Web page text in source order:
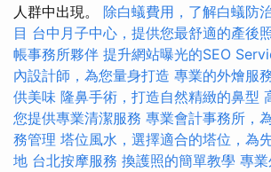
人群中出現。 除白蟻費用，了解白蟻防
目 台中月子中心，提供您最舒適的產後
帳事務所夥伴 提升網站曝光的SEO
內設計師，為您量身打造 專業的外燴服
供美味 隆鼻手術，打造自然精緻的鼻型
您提供專業清潔服務 專業會計事務所，
務管理 塔位風水，選擇適合的塔位，為
地 台北按摩服務 換護照的簡單教學 專